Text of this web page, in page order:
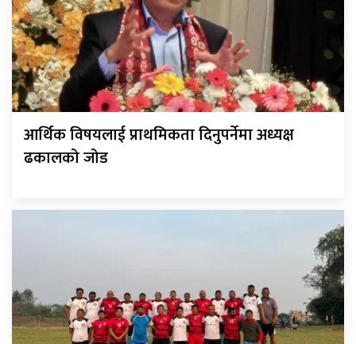
आर्थिक विषयलाई प्राथमिकता दिनुपर्नेमा अध्यक्ष
ढकालको जोड